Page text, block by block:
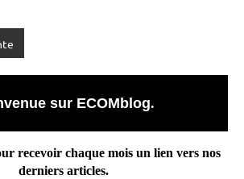
sur ECOMblog.
recevoir chaque mois un lien vers nos
derniers articles.